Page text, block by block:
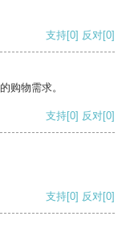
支持[0] 反对[0]
购物需求。
支持[0] 反对[0]
支持[0] 反对[0]